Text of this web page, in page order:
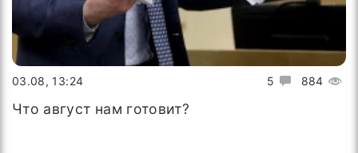
5 884
03.08, 13:24
Что август нам готовит?